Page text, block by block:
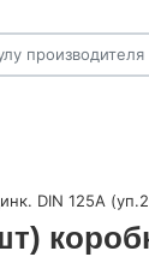
DIN 125А